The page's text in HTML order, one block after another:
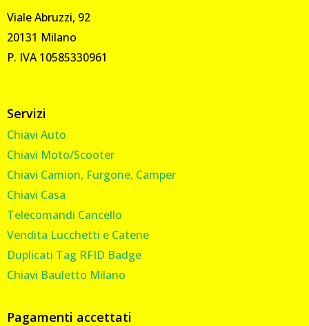
Viale Abruzzi, 92
20131 Milano
P. IVA 10585330961
Servizi
Chiavi Auto
Chiavi Moto/Scooter
Chiavi Camion, Furgone, Camper
Chiavi Casa
Telecomandi Cancello
Vendita Lucchetti e Catene
Duplicati Tag RFID Badge
Chiavi Bauletto Milano
Pagamenti accettati